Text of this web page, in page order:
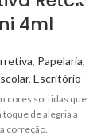
4ml
, Papelaria,
, Escritório
cores sortidas que
de alegria a
correção.